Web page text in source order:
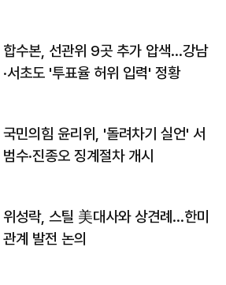
합수본, 선관위 9곳 추가 압색…강남
·서초도 '투표율 허위 입력' 정황
국민의힘 윤리위, '돌려차기 실언' 서
범수·진종오 징계절차 개시
위성락, 스틸 美대사와 상견례…한미
관계 발전 논의